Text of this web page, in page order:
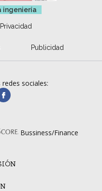
ingeniería
Publicidad
sociales:
Bussiness/Finance